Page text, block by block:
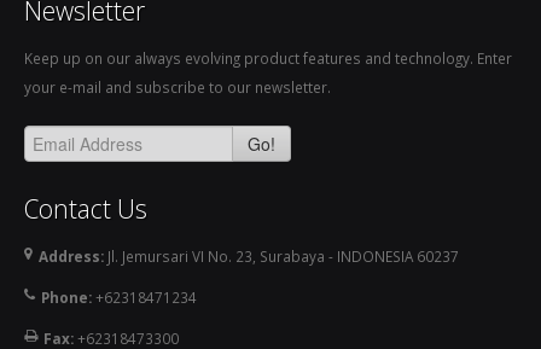
Newsletter
Keep up on our always evolving product features and technology. Enter
your e-mail and subscribe to our newsletter.
Go!
Contact Us
Address: Jl. Jemursari VI No. 23, Surabaya - INDONESIA 60237
Phone:+62318471234
Fax:+62318473300